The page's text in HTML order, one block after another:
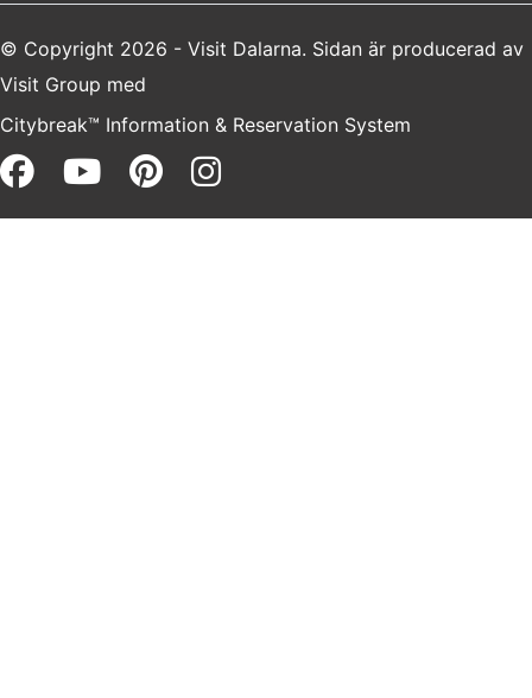
© Copyright 2026 - Visit Dalarna. Sidan är producerad av
Visit Group med
Citybreak™ Information & Reservation System
Facebook (opens in a new
Youtube (opens in a new
Pinterest (opens in a
Instagram (opens